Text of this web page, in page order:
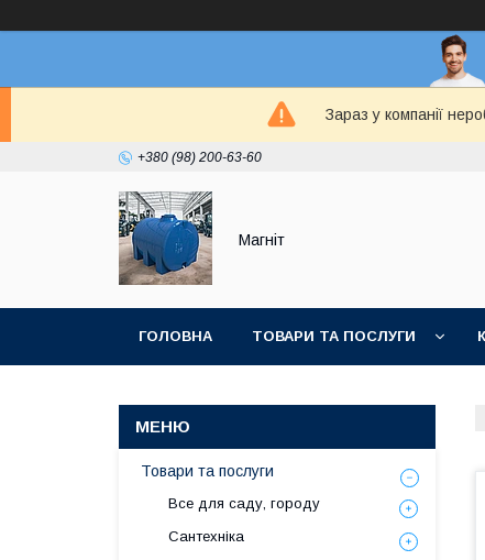
Зараз у компанії
+380 (98) 200-63-60
Магніт
ГОЛОВНА ТОВАРИ ТА ПОСЛУГИ
Товари та послуги
Все для саду, городу
Сантехніка